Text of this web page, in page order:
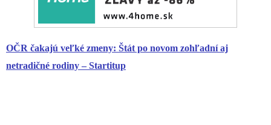
OČR čakajú veľké zmeny: Štát po novom zohľadní aj
netradičné rodiny – Startitup